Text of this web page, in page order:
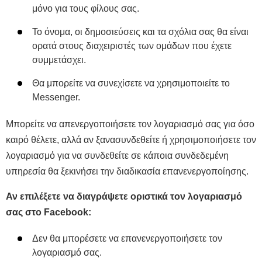
μόνο για τους φίλους σας.
Το όνομα, οι δημοσιεύσεις και τα σχόλια σας θα είναι
ορατά στους διαχειριστές των ομάδων που έχετε
συμμετάσχει.
Θα μπορείτε να συνεχίσετε να χρησιμοποιείτε το
Messenger.
Μπορείτε να απενεργοποιήσετε τον λογαριασμό σας για όσο
καιρό θέλετε, αλλά αν ξανασυνδεθείτε ή χρησιμοποιήσετε τον
λογαριασμό για να συνδεθείτε σε κάποια συνδεδεμένη
υπηρεσία θα ξεκινήσει την διαδικασία επανενεργοποίησης.
Αν επιλέξετε να διαγράψετε οριστικά τον λογαριασμό
σας στο Facebook:
Δεν θα μπορέσετε να επανενεργοποιήσετε τον
λογαριασμό σας.